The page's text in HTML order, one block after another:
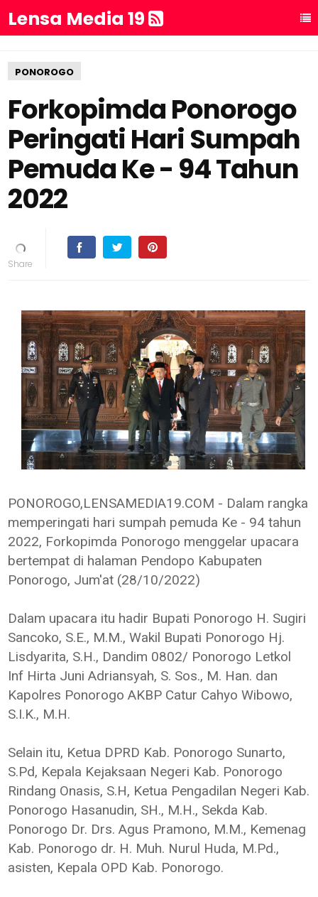
Lensa Media 19
PONOROGO
Forkopimda Ponorogo
Peringati Hari Sumpah
Pemuda Ke - 94 Tahun
2022
PONOROGO,LENSAMEDIA19.COM - Dalam rangka
memperingati hari sumpah pemuda Ke - 94 tahun
2022, Forkopimda Ponorogo menggelar upacara
bertempat di halaman Pendopo Kabupaten
Ponorogo, Jum'at (28/10/2022)
Dalam upacara itu hadir Bupati Ponorogo H. Sugiri
Sancoko, S.E., M.M., Wakil Bupati Ponorogo Hj.
Lisdyarita, S.H., Dandim 0802/ Ponorogo Letkol
Inf Hirta Juni Adriansyah, S. Sos., M. Han. dan
Kapolres Ponorogo AKBP Catur Cahyo Wibowo,
S.I.K., M.H.
Selain itu, Ketua DPRD Kab. Ponorogo Sunarto,
S.Pd, Kepala Kejaksaan Negeri Kab. Ponorogo
Rindang Onasis, S.H, Ketua Pengadilan Negeri Kab.
Ponorogo Hasanudin, SH., M.H., Sekda Kab.
Ponorogo Dr. Drs. Agus Pramono, M.M., Kemenag
Kab. Ponorogo dr. H. Muh. Nurul Huda, M.Pd.,
asisten, Kepala OPD Kab. Ponorogo.